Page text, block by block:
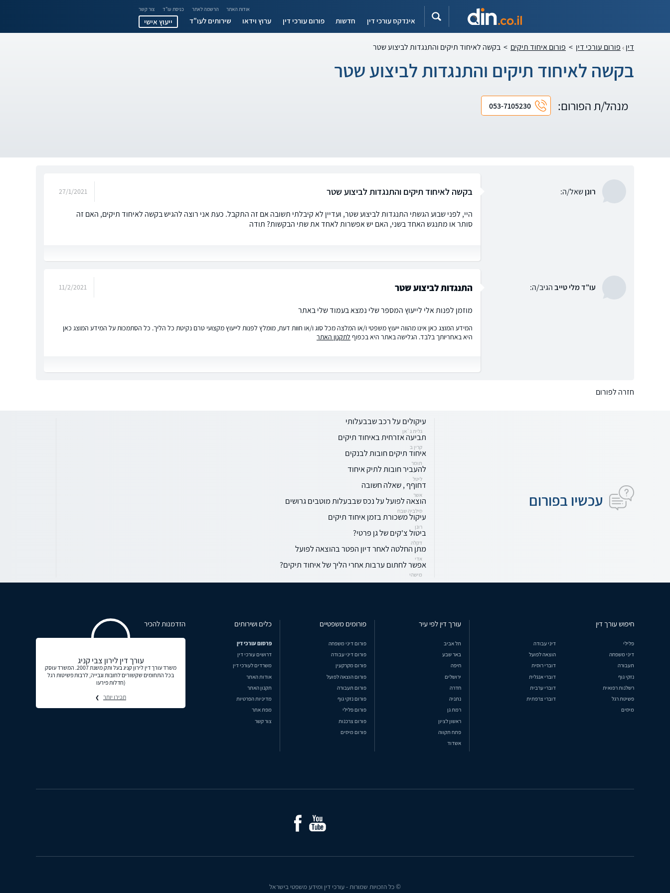
אודות האתר הרשמה לאתר כניסת עו"ד צור קשר
אינדקס עורכי דין חדשות פורום עורכי דין ערוץ וידאו שירותים לעו"ד ייעוץ אישי
דין פורום עורכי דין > פורום איחוד תיקים > בקשה לאיחוד תיקים והתנגדות לביצוע שטר
בקשה לאיחוד תיקים והתנגדות לביצוע שטר
מנהל/ת הפורום: 053-7105230
רונןשאל/ה: בקשה לאיחוד תיקים והתנגדות לביצוע שטר 27/1/2021
היי, לפני שבוע הגשתי התנגדות לביצוע שטר, ועדיין לא קיבלתי תשובה אם זה התקבל. כעת אני רוצה להגיש בקשה לאיחוד תיקים, האם זה
סותר או מתנגש האחד בשני, האם יש אפשרות לאחד את שתי הבקשות? תודה
עו"ד מלי טייבהגיב/ה: התנגדות לביצוע שטר 11/2/2021
מוזמן לפנות אלי לייעוץ המספר שלי נמצא בעמוד שלי באתר
המידע המוצג כאן אינו מהווה ייעוץ משפטי ו/או המלצה מכל סוג ו/או חוות דעת, מומלץ לפנות לייעוץ מקצועי טרם נקיטת כל הליך. כל הסתמכות על המידע המוצג כאן
היא באחריותך בלבד. הגלישה באתר היא בכפוף לתקנון האתר
חזרה לפורום
עכשיו בפורום
עיקולים על רכב שבבעלותי
גלית ג`אן
תביעה אזרחית באיחוד תיקים
קרין ב
איחוד תיקים חובות לבנקים
תומר
להעביר חובות לתיק איחוד
ליטל
דחוףף , שאלה חשובה
אשר
הוצאה לפועל על נכס שבבעלות מוטבים גרושים
סילביה שבח
עיקול משכורת בזמן איחוד תיקים
רונן
ביטול צ'קים של גן פרטי?
דקלה
מתן החלטה לאחר דיון הפטר בהוצאה לפועל
אדי
אפשר לחתום ערבות אחרי הליך של איחוד תיקים?
מישהי
חיפוש עורך דין
פלילי
דיני עבודה
דיני משפחה
הוצאה לפועל
תעבורה
דוברי רוסית
נזקי גוף
דוברי אנגלית
רשלנות רפואית
דוברי ערבית
פשיטת רגל
דוברי צרפתית
מיסים
עורך דין לפי עיר
תל אביב
באר שבע
חיפה
ירושלים
חדרה
נתניה
רמת גן
ראשון לציון
פתח תקווה
אשדוד
פורומים משפטיים
פורום דיני משפחה
פורום דיני עבודה
פורום מקרקעין
פורום הוצאה לפועל
פורום תעבורה
פורום נזקי גוף
פורום פלילי
פורום צרכנות
פורום מיסים
כלים ושירותים
פרסום עורכי דין
דרושים עורכי דין
משרדים לעורכי דין
אודות האתר
תקנון האתר
מדיניות הפרטיות
מפת אתר
צור קשר
הזדמנות להכיר
עורך דין לירון צבי קניג
משרד עורך דין לירון קניג בעל ותק משנת 2007. המשרד עוסק
בכל התחומים שקשורים לחובות וגבייה, לרבות פשיטות רגל
(חדלות פירעו
תכירו יותר
© כל הזכויות שמורות - עורכי דין ומידע משפטי בישראל